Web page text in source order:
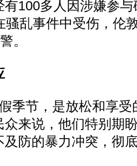
100多人因涉嫌参与
骚乱事件中受伤，伦
。
节，是放松和享受
来说，他们特别期
防的暴力冲突，彻